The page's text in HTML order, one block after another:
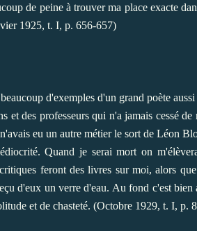
de peine à trouver ma place exacte
1925, t. I, p. 656-657)
d'exemples d'un grand poète
et des professeurs qui n'a jamais cessé
eu un autre métier le sort de Léon
Quand je serai mort on
feront des livres sur moi, alors
d'eux un verre d'eau. Au fond c'est
et de chasteté. (Octobre 1929, t. I, p.